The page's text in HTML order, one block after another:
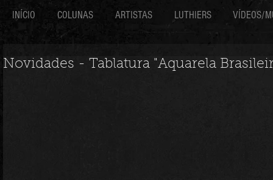
INÍCIO COLUNAS ARTISTAS LUTHIERS VÍDEOS/
Novidades - Tablatura "Aquarela